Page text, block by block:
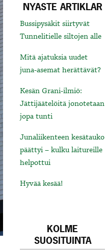
NYASTE ARTIKLAR
Bussipysäkit siirtyvät
Tunnelitielle siltojen alle
Mitä ajatuksia uudet
juna-asemat herättävät?
Kesän Grani-ilmiö:
Jättijäätelöitä jonotetaan
jopa tunti
Junaliikenteen kesätauko
päättyi – kulku laitureille
helpottui
Hyvää kesää!
KOLME
SUOSITUINTA